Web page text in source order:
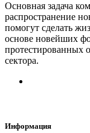
Основная задача
распространение
помогут сделать
основе новейших
протестированных
сектора.
Информация